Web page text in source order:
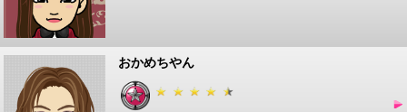
おかめちやん